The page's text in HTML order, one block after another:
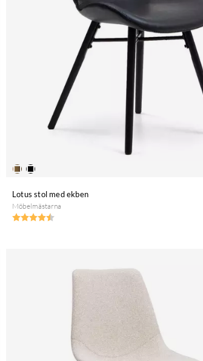
Lotus stol med ekben
Möbelmästarna
Betyg:
4.6 utav 5 stjärnor